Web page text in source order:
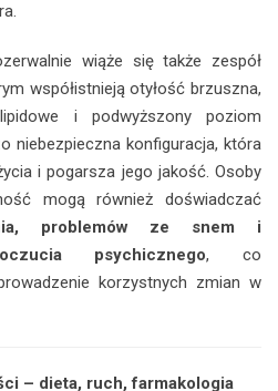
wiąże się także zespół
współistnieją otyłość brzuszna,
i podwyższony poziom
niebezpieczna konfiguracja, która
i pogarsza jego jakość. Osoby
mogą również doświadczać
problemów ze snem i
psychicznego, co
korzystnych zmian w
– dieta, ruch, farmakologia